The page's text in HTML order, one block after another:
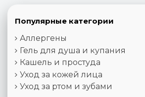
Популярные категории
Аллергены
Гель для душа и купания
Кашель и простуда
Уход за кожей лица
Уход за ртом и зубами